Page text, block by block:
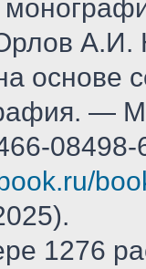
А.И.
основе
—
1276